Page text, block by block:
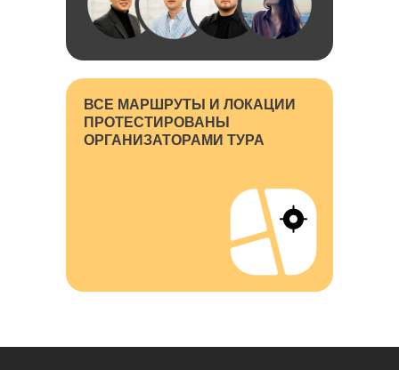
ВСЕ МАРШРУТЫ И ЛОКАЦИИ
ПРОТЕСТИРОВАНЫ
ОРГАНИЗАТОРАМИ ТУРА